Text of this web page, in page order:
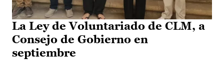
La Ley de Voluntariado de CLM, a
Consejo de Gobierno en
septiembre